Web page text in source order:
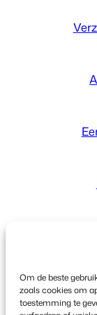
Om de beste
zoals cookies om
toestemming te